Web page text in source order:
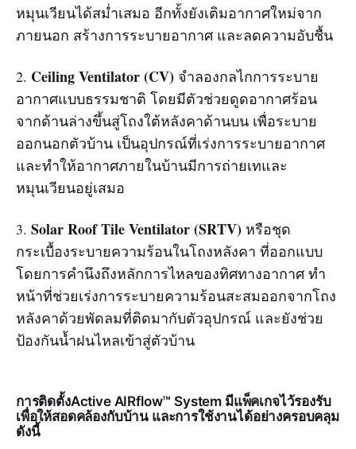
หมุนเวียนได้สม่ำเสมอ อีกทั้งยังเติมอากาศใหม่จาก
ภายนอก สร้างการระบายอากาศ และลดความอับชื้น
2. Ceiling Ventilator (CV) จำลองกลไกการระบาย
อากาศแบบธรรมชาติ โดยมีตัวช่วยดูดอากาศร้อน
จากด้านล่างขึ้นสู่โถงใต้หลังคาด้านบน เพื่อระบาย
ออกนอกตัวบ้าน เป็นอุปกรณ์ที่เร่งการระบายอากาศ
และทำให้อากาศภายในบ้านมีการถ่ายเทและ
หมุนเวียนอยู่เสมอ
3. Solar Roof Tile Ventilator (SRTV) หรือชุด
กระเบื้องระบายความร้อนในโถงหลังคา ที่ออกแบบ
โดยการคำนึงถึงหลักการไหลของทิศทางอากาศ ทำ
หน้าที่ช่วยเร่งการระบายความร้อนสะสมออกจากโถง
หลังคาด้วยพัดลมที่ติดมากับตัวอุปกรณ์ และยังช่วย
ป้องกันน้ำฝนไหลเข้าสู่ตัวบ้าน
การติดตั้งActive AIRflow™ System มีแพ็คเกจไว้รองรับ
เพื่อให้สอดคล้องกับบ้าน และการใช้งานได้อย่างครอบคลุม
ดังนี้